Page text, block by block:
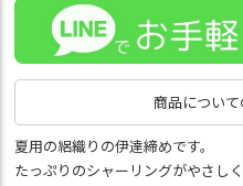
商品につい
夏用の絽織りの伊達締めです。
たっぷりのシャーリングがやさし